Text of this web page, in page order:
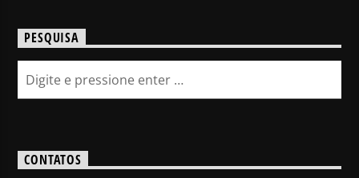
PESQUISA
CONTATOS